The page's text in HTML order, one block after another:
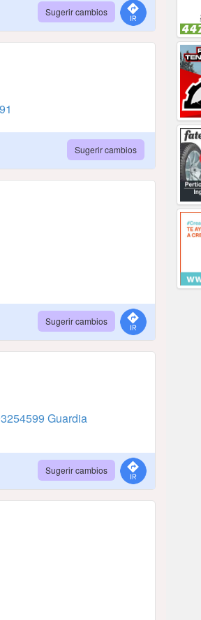
Sugerir cambios
Sugerir cambios
Sugerir cambios
Guardia
Sugerir cambios